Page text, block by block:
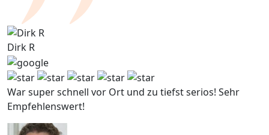
Dirk R
War super schnell vor Ort und zu tiefst serios! Sehr
Empfehlenswert!